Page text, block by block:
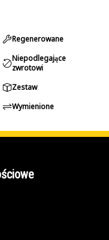
Regenerowane
Niepodlegające
zwrotowi
Zestaw
Wymienione